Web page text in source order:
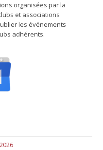
organisées par la
et associations
les événements
adhérents.